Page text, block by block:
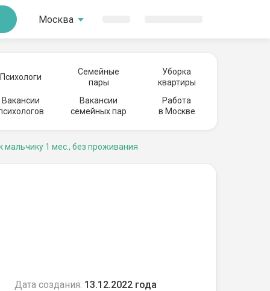
Москва
Психологи
Семейные
пары
Уборка
квартиры
Вакансии
Вакансии
семейных пар
Работа
в Москве
мальчику 1 мес., без проживания
Дата создания: 13.12.2022 года